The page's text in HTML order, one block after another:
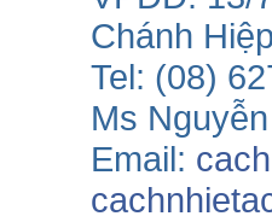
Chánh
Tel: (08)
Ms
Email: